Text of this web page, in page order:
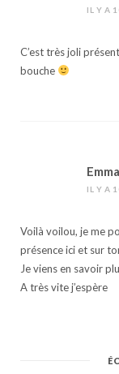
IL Y A
C’est très joli
bouche
IL Y A
Voilà voilou, je me
présence ici et sur
Je viens en savoir
A très vite j’espère